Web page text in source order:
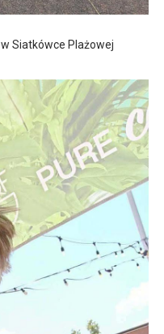
Siatkówce Plażowej